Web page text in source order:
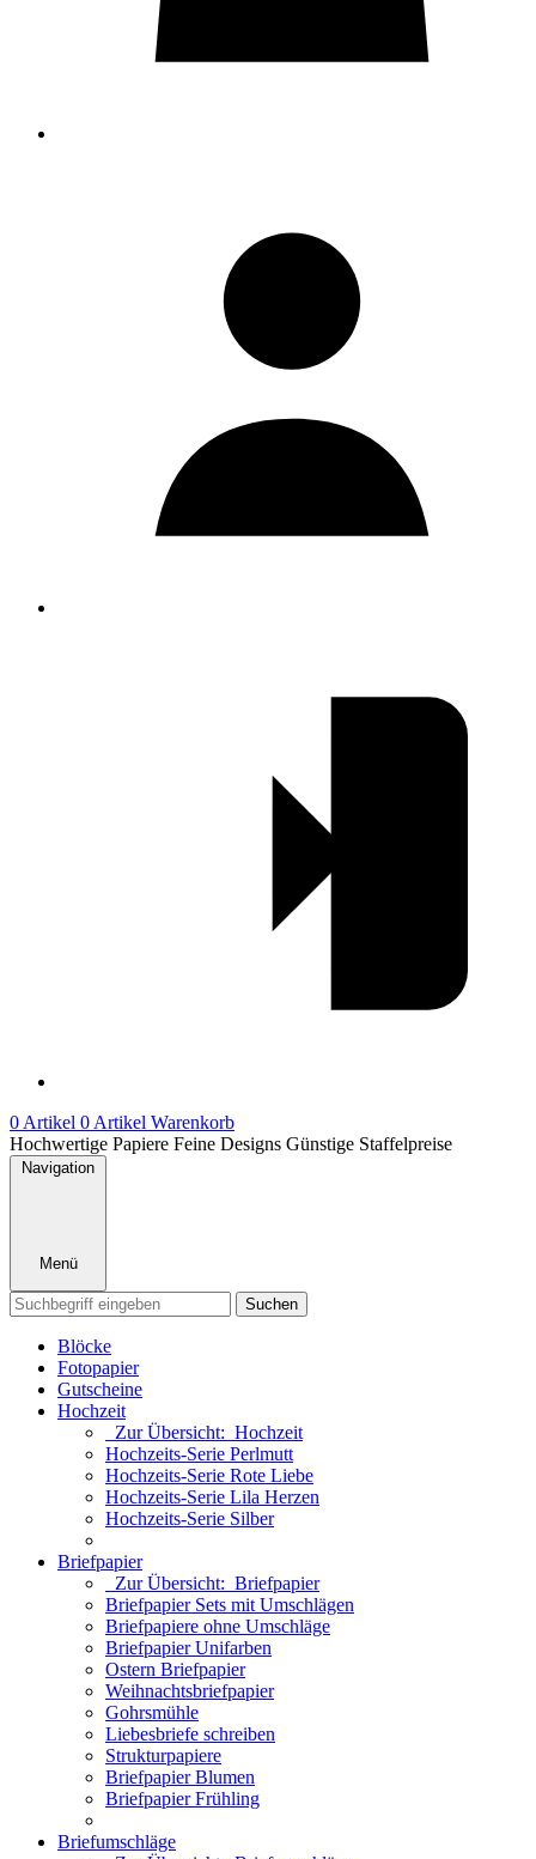
0 Artikel 0 Artikel Warenkorb
Hochwertige Papiere Feine Designs Günstige Staffelpreise
Navigation
Menü
Suchen
Blöcke
Fotopapier
Gutscheine
Hochzeit
Zur Übersicht: Hochzeit
Hochzeits-Serie Perlmutt
Hochzeits-Serie Rote Liebe
Hochzeits-Serie Lila Herzen
Hochzeits-Serie Silber
Briefpapier
Zur Übersicht: Briefpapier
Briefpapier Sets mit Umschlägen
Briefpapiere ohne Umschläge
Briefpapier Unifarben
Ostern Briefpapier
Weihnachtsbriefpapier
Gohrsmühle
Liebesbriefe schreiben
Strukturpapiere
Briefpapier Blumen
Briefpapier Frühling
Briefumschläge